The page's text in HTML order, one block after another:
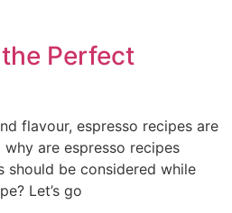
Perfect
flavour, espresso recipes are
are espresso recipes
should be considered while
Let’s go